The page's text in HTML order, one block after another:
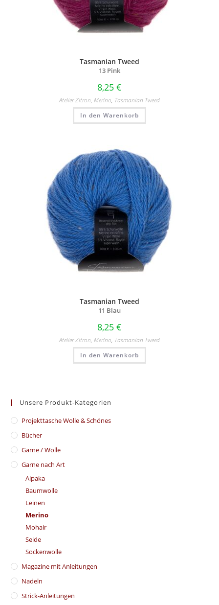
Tasmanian Tweed
13 Pink
8,25 €
Atelier Zitron, Merino, Tasmanian Tweed
In den Warenkorb
Tasmanian Tweed
11 Blau
8,25 €
Atelier Zitron, Merino, Tasmanian Tweed
In den Warenkorb
Unsere Produkt-Kategorien
​Projekttasche Wolle & Schönes
Bücher
Garne / Wolle
Garne nach Art
Alpaka
Baumwolle
Leinen
Merino
Mohair
Seide
Sockenwolle
Magazine mit Anleitungen
Nadeln
Strick-Anleitungen